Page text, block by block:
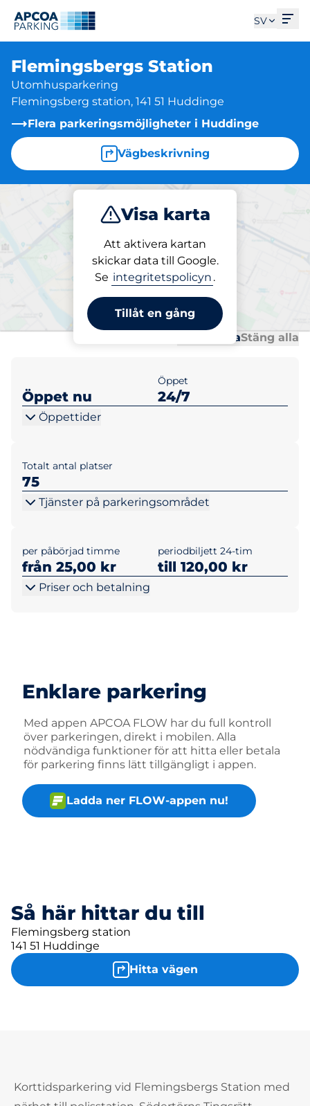
SV
Flemingsbergs Station
Utomhusparkering
Flemingsberg station, 141 51 Huddinge
Flera parkeringsmöjligheter i Huddinge
Vägbeskrivning
Visa karta
Att aktivera kartan
skickar data till Google.
Se integritetspolicyn .
Tillåt en gång
Parkera
Parkering på plats
Flemingsbergs Station
Öppna allaStäng alla
Öppet nu
Öppet
24/7
Öppettider
Totalt antal platser
75
Tjänster på parkeringsområdet
per påbörjad timme
från 25,00 kr
periodbiljett 24-tim
till 120,00 kr
Priser och betalning
Enklare parkering
Med appen APCOA FLOW har du full kontroll
över parkeringen, direkt i mobilen. Alla
nödvändiga funktioner för att hitta eller betala
för parkering finns lätt tillgängligt i appen.
Ladda ner FLOW-appen nu!
Så här hittar du till
Flemingsberg station
141 51 Huddinge
Hitta vägen
Korttidsparkering vid Flemingsbergs Station med